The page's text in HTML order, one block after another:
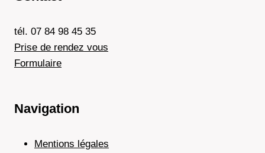
tél. 07 84 98 45 35
Prise de rendez vous
Formulaire
Navigation
Mentions légales